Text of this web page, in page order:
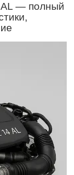
AL — полный